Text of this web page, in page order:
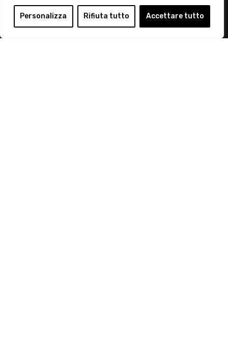
Personalizza Rifiuta tutto Accettare tutto
Login
Diventa Socio